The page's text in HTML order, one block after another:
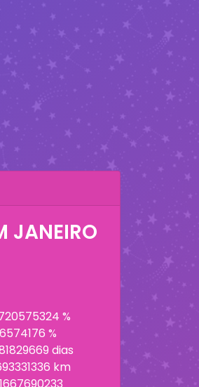
JANEIRO
%
%
dias
km